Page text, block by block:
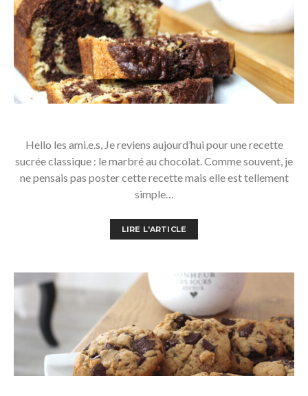
Hello les ami.e.s, Je reviens aujourd’hui pour une recette
sucrée classique : le marbré au chocolat. Comme souvent, je
ne pensais pas poster cette recette mais elle est tellement
simple…
LIRE L'ARTICLE